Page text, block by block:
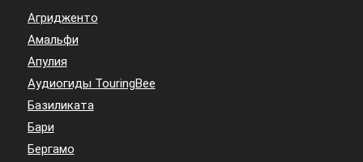
Агридженто
Амальфи
Апулия
Аудиогиды TouringBee
Базиликата
Бари
Бергамо